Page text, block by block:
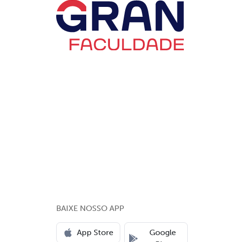
BAIXE NOSSO APP
App Store
Google